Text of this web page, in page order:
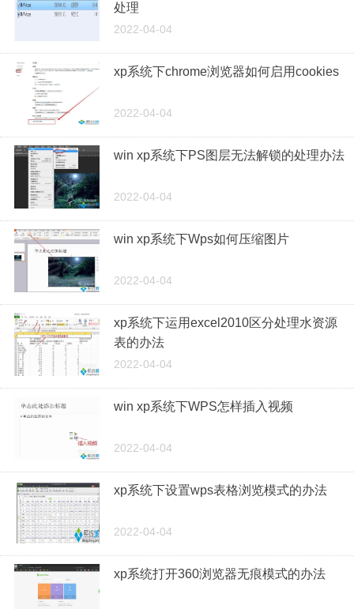
处理
2022-04-04
xp系统下chrome浏览器如何启用cookies
2022-04-04
win xp系统下PS图层无法解锁的处理办法
2022-04-04
win xp系统下Wps如何压缩图片
2022-04-04
xp系统下运用excel2010区分处理水资源
表的办法
2022-04-04
win xp系统下WPS怎样插入视频
2022-04-04
xp系统下设置wps表格浏览模式的办法
2022-04-04
xp系统打开360浏览器无痕模式的办法